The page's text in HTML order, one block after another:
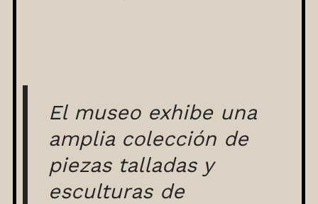
El museo exhibe una
amplia colección de
piezas talladas y
esculturas de